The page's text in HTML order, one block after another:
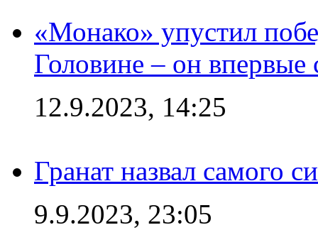
«Монако» упустил
Головине – он впервые
12.9.2023, 14:25
Гранат назвал самого
9.9.2023, 23:05